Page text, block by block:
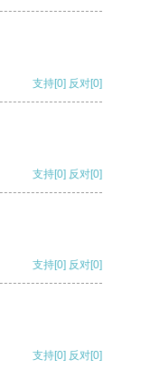
支持[0] 反对[0]
支持[0] 反对[0]
支持[0] 反对[0]
支持[0] 反对[0]